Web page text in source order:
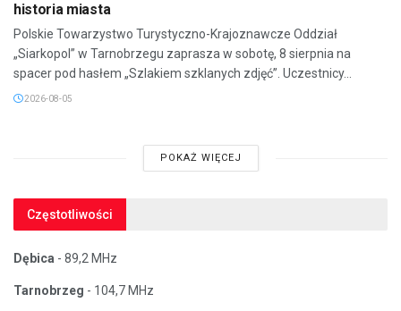
historia miasta
Polskie Towarzystwo Turystyczno-Krajoznawcze Oddział
„Siarkopol” w Tarnobrzegu zaprasza w sobotę, 8 sierpnia na
spacer pod hasłem „Szlakiem szklanych zdjęć”. Uczestnicy...
2026-08-05
POKAŻ WIĘCEJ
Częstotliwości
Dębica - 89,2 MHz
Tarnobrzeg - 104,7 MHz